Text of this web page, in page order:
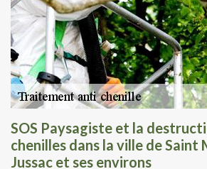
SOS Paysagiste et la
chenilles dans la ville de Saint
Jussac et ses environs